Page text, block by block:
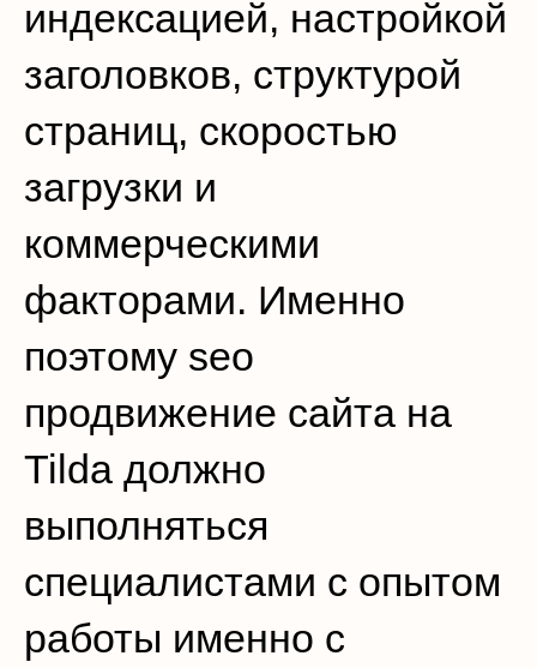
индексацией, настройкой
заголовков, структурой
страниц, скоростью
загрузки и
коммерческими
факторами. Именно
поэтому seo
продвижение сайта на
Tilda должно
выполняться
специалистами с опытом
работы именно с